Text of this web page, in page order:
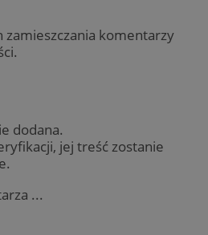
komentarzy
dodana.
jej treść zostanie
...